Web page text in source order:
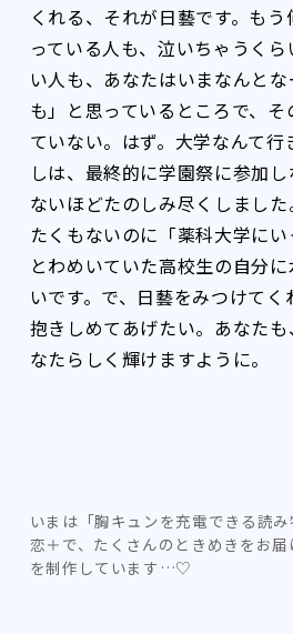
くれる、それが日藝です。も
っている人も、泣いちゃうく
い人も、あなたはいまなんと
も」と思っているところで、
ていない。はず。大学なんて
しは、最終的に学園祭に参加
ないほどたのしみ尽くしまし
たくもないのに「薬科大学にい
とわめいていた高校生の自分
いです。で、日藝をみつけて
抱きしめてあげたい。あなた
なたらしく輝けますように。
いまは「胸キュンを充電できる読
恋＋で、たくさんのときめきをお
を制作しています…♡